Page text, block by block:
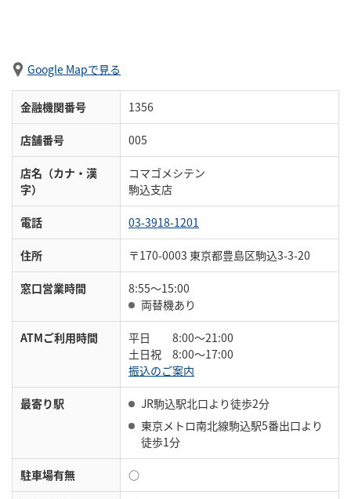
Google Mapで見る
金融機関番号 1356
店舗番号 005
店名（カナ・漢
字）
コマゴメシテン
駒込支店
電話 03-3918-1201
住所 〒170-0003 東京都豊島区駒込3-3-20
窓口営業時間
8:55～15:00
両替機あり
ATMご利用時間
平日 8:00～21:00
土日祝 8:00～17:00
振込のご案内
最寄り駅
JR駒込駅北口より徒歩2分
東京メトロ南北線駒込駅5番出口より
徒歩1分
駐車場有無 ○